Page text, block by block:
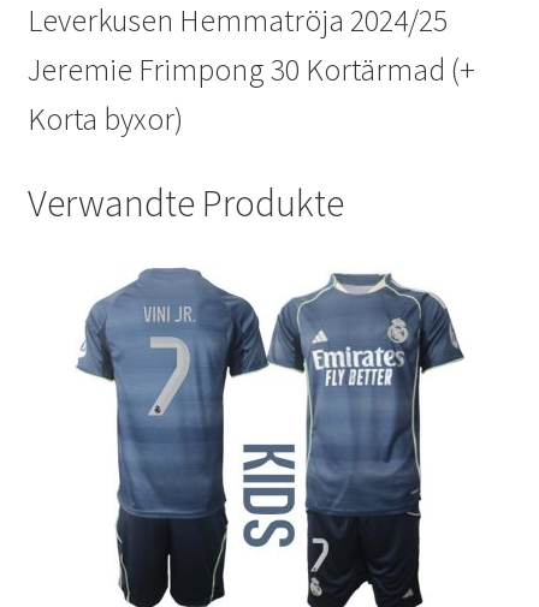
Leverkusen Hemmatröja 2024/25
Jeremie Frimpong 30 Kortärmad (+
Korta byxor)
Verwandte Produkte